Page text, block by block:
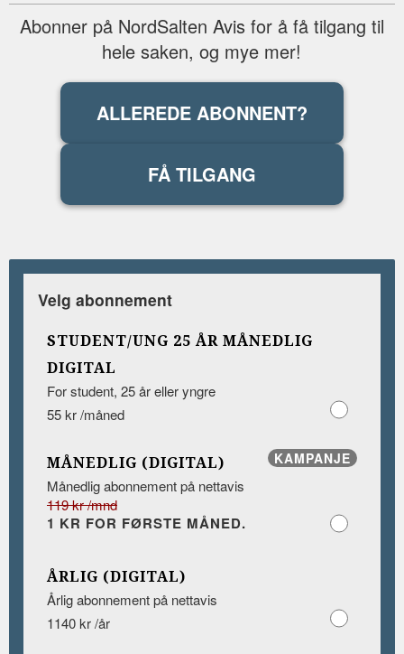
Abonner på NordSalten Avis for å få tilgang til
hele saken, og mye mer!
ALLEREDE ABONNENT?
FÅ TILGANG
Velg abonnement
STUDENT/UNG 25 ÅR MÅNEDLIG
DIGITAL
For student, 25 år eller yngre
55 kr /måned
KAMPANJE
MÅNEDLIG (DIGITAL)
Månedlig abonnement på nettavis
119 kr /mnd
1 KR FOR FØRSTE MÅNED.
ÅRLIG (DIGITAL)
Årlig abonnement på nettavis
1140 kr /år